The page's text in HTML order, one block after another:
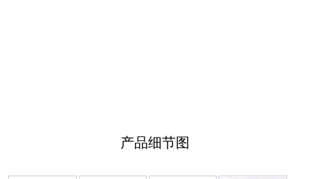
产品细节图